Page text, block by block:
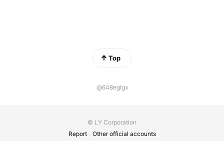
Top
@648eglgx
© LY Corporation
Report
Other official accounts